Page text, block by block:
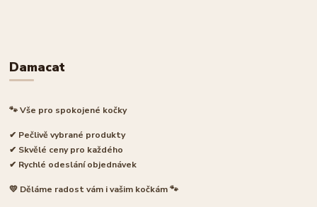
Damacat
🐾 Vše pro spokojené kočky
✔ Pečlivě vybrané produkty
✔ Skvělé ceny pro každého
✔ Rychlé odeslání objednávek
💛 Děláme radost vám i vašim kočkám 🐾